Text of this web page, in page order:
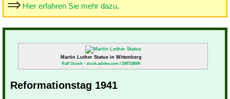
Hier erfahren Sie mehr dazu.
Martin Luther Statue in Wittenberg
Ralf Gosch - stock.adobe.com / 248718594
Reformationstag 1941